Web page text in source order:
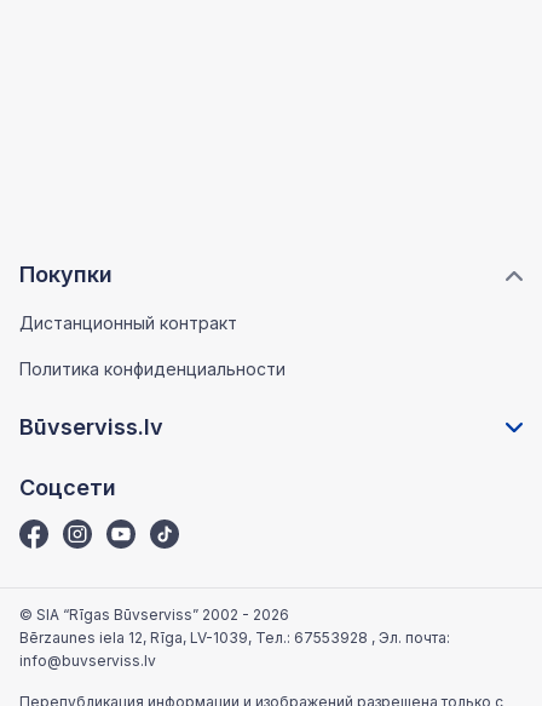
Покупки
Дистанционный контракт
Политика конфиденциальности
Būvserviss.lv
Соцсети
© SIA “Rīgas Būvserviss” 2002 - 2026
Bērzaunes iela 12, Rīga, LV-1039, Тел.: 67553928 , Эл. почта:
info@buvserviss.lv
Перепубликация информации и изображений разрешена только с